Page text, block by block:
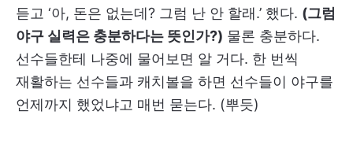
듣고 ‘아, 돈은 없는데? 그럼 난 안 할래.’ 했다. (그럼
야구 실력은 충분하다는 뜻인가?) 물론 충분하다.
선수들한테 나중에 물어보면 알 거다. 한 번씩
재활하는 선수들과 캐치볼을 하면 선수들이 야구를
언제까지 했었냐고 매번 묻는다. (뿌듯)